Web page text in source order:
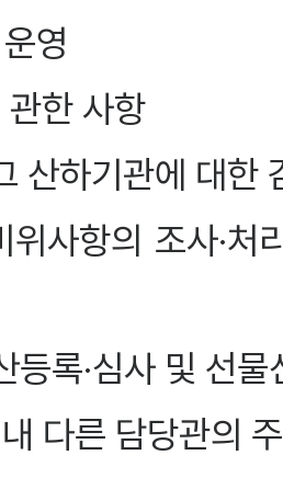
영
한 사항
산하기관에 대한
사항의 조사·
등록·심사 및 선
다른 담당관의